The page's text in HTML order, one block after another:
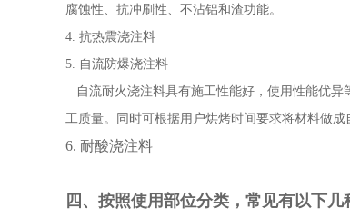
腐蚀性、抗冲刷性、不沾铝和渣功能。
4. 抗热震浇注料
5. 自流防爆浇注料
自流耐火浇注料具有施工性能好，使用性能优异
工质量。同时可根据用户烘烤时间要求将材料做成
6. 耐酸浇注料
四、按照使用部位分类，常见有以下几